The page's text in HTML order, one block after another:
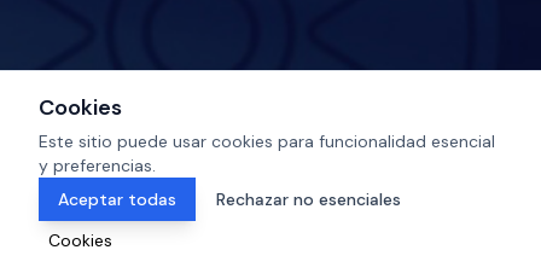
Cookies
Este sitio puede usar cookies para funcionalidad esencial
y preferencias.
Aceptar todas
Rechazar no esenciales
Cookies